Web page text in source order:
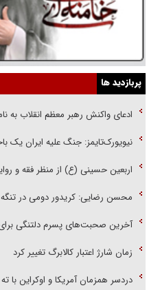
پربازدید ها
ادعای واکنش رهبر معظم انقلاب
نیویورک‌تایمز: جنگ علیه ایران یک
اربعین حسینی (ع) از منظر فقه و
محسن رضایی: کریدور دومی در
آخرین صحبت‌های پسرم دلتنگی
زمان شارژ اعتبار کالابرگ تغییر کرد
دردسر همزمان آمریکا و اوکراین